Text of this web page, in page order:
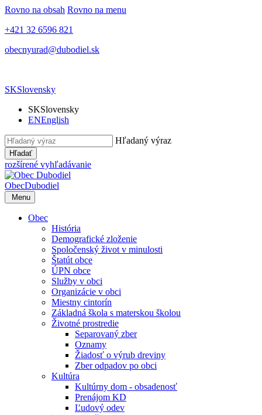
Rovno na obsah Rovno na menu
+421 32 6596 821
obecnyurad@dubodiel.sk
SKSlovensky
SKSlovensky
ENEnglish
Hľadaný výraz
Hľadať
rozšírené vyhľadávanie
ObecDubodiel
Menu
Obec
História
Demografické zloženie
Spoločenský život v minulosti
Štatút obce
ÚPN obce
Služby v obci
Organizácie v obci
Miestny cintorín
Základná škola s materskou školou
Životné prostredie
Separovaný zber
Oznamy
Žiadosť o výrub dreviny
Zber odpadov po obci
Kultúra
Kultúrny dom - obsadenosť
Prenájom KD
Ľudový odev